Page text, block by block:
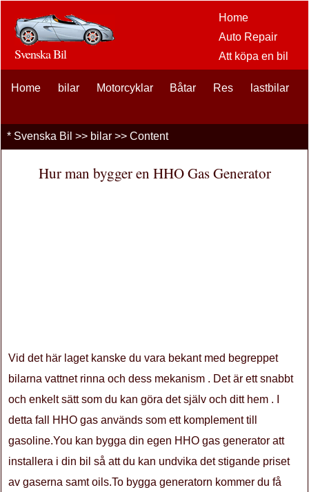
Home
Auto Repair
Att köpa en bil
eftermarknaden
Finansiering
Svenska Bil
Home bilar Motorcyklar Båtar Res lastbilar
* Svenska Bil >> bilar >> Content
Hur man bygger en HHO Gas Generator
Vid det här laget kanske du vara bekant med begreppet
bilarna vattnet rinna och dess mekanism . Det är ett snabbt
och enkelt sätt som du kan göra det själv och ditt hem . I
detta fall HHO gas används som ett komplement till
gasoline.You kan bygga din egen HHO gas generator att
installera i din bil så att du kan undvika det stigande priset
av gaserna samt oils.To bygga generatorn kommer du få